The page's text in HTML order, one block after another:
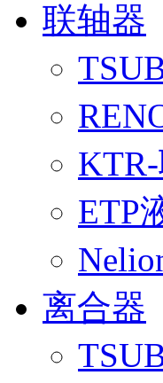
联轴器
ETP
离合器